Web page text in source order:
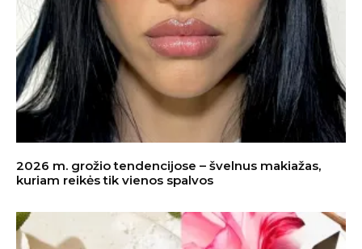
2026 m. grožio tendencijose – švelnus makiažas,
kuriam reikės tik vienos spalvos